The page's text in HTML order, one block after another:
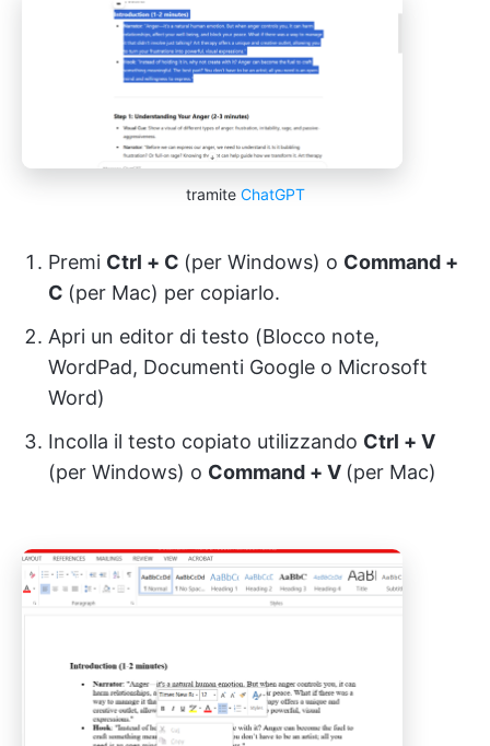
tramite ChatGPT
Premi Ctrl + C (per Windows) o Command +
C (per Mac) per copiarlo.
Apri un editor di testo (Blocco note,
WordPad, Documenti Google o Microsoft
Word)
Incolla il testo copiato utilizzando Ctrl + V
(per Windows) o Command + V (per Mac)